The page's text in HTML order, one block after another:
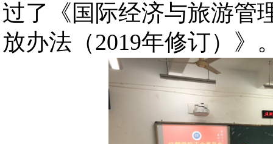
过了《国际经济与旅游管
放办法（2019年修订）》